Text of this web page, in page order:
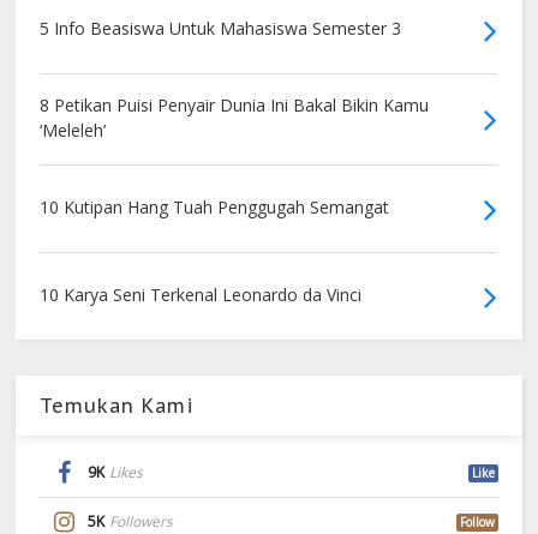
5 Info Beasiswa Untuk Mahasiswa Semester 3
8 Petikan Puisi Penyair Dunia Ini Bakal Bikin Kamu
‘Meleleh’
10 Kutipan Hang Tuah Penggugah Semangat
10 Karya Seni Terkenal Leonardo da Vinci
Temukan Kami
9K Likes Like
5K Followers Follow